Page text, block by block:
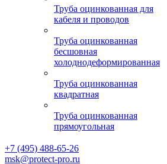
Труба оцинкованная для
кабеля и проводов
Труба оцинкованная
бесшовная
холоднодеформированная
Труба оцинкованная
квадратная
Труба оцинкованная
прямоугольная
+7 (495) 488-65-26
msk@protect-pro.ru